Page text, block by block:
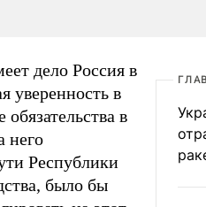
дело Россия в
уверенность в
в
него
Республики
было бы